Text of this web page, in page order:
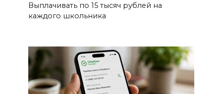
Выплачивать по 15 тысяч рублей на
каждого школьника